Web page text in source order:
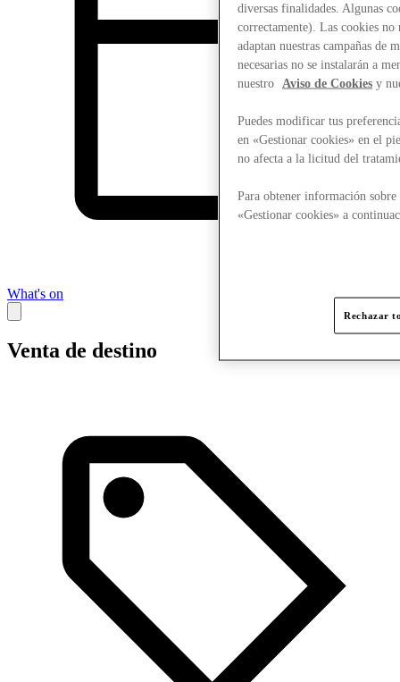
What's on
Venta de destino
diversas finalidades. Algunas
correctamente). Las cookies no
adaptan nuestras campañas de
necesarias no se instalarán a
nuestro
Aviso de Cookies y
Puedes modificar tus
en «Gestionar cookies» en el
no afecta a la licitud del
Para obtener información
«Gestionar cookies» a
Rechazar